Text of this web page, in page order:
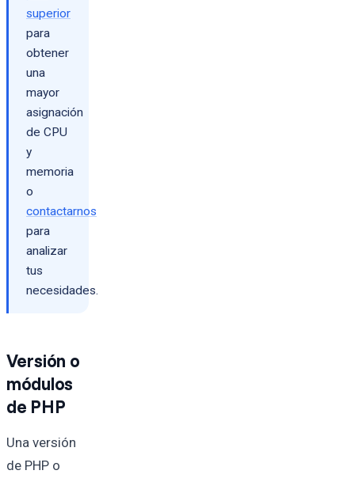
superior
para
obtener
una
mayor
asignación
de CPU
y
memoria
o
contactarnos
para
analizar
tus
necesidades.
Versión o
módulos
de PHP
Una versión
de PHP o